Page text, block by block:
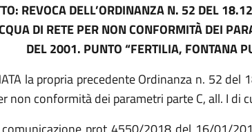
REVOCA DELL’ORDINANZA N. 52 DEL
DI RETE PER NON CONFORMITÀ DEI
DEL 2001. PUNTO “FERTILIA, FONTANA
la propria precedente Ordinanza n. 52
non conformità dei parametri parte C, all. I di